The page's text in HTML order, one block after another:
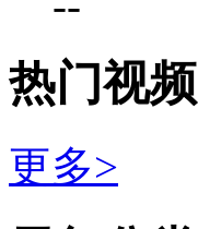
热门视频
更多>